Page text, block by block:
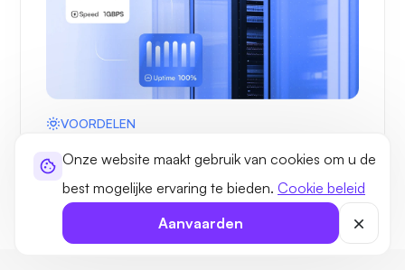
Onze website maakt gebruik van cookies om u de
best mogelijke ervaring te bieden. Cookie beleid
Aanvaarden
VOORDELEN
hosting in Monaco